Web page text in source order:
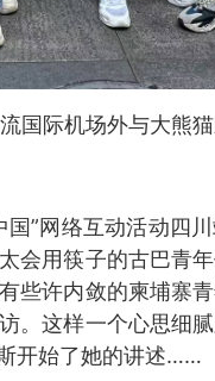
国际机场外与大熊
国”网络互动活动四
会用筷子的古巴青
些许内敛的柬埔寨
。这样一个心思细
开始了她的讲述……